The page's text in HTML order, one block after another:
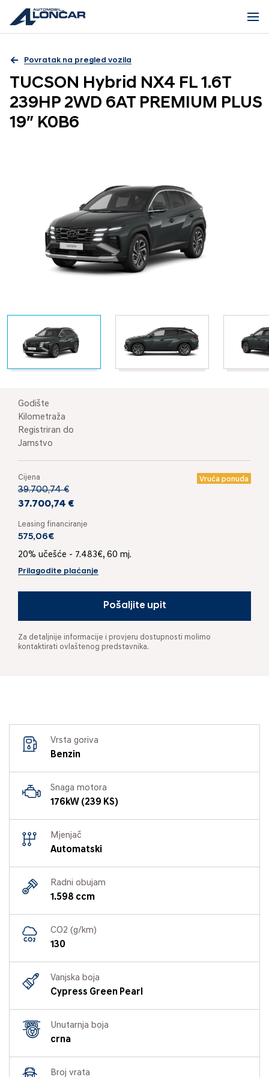
Povratak na pregled vozila
TUCSON Hybrid NX4 FL 1.6T
239HP 2WD 6AT PREMIUM PLUS
19″ K0B6
Godište
Kilometraža
Registriran do
Jamstvo
Cijena Vruća ponuda
39.700,74 €
37.700,74 €
Leasing financiranje
575,06€
20% učešće - 7.483€, 60 mj.
Prilagodite plaćanje
Pošaljite upit
Za detaljnije informacije i provjeru dostupnosti molimo
kontaktirati ovlaštenog predstavnika.
Vrsta goriva
Benzin
Snaga motora
176kW (239 KS)
Mjenjač
Automatski
Radni obujam
1.598 ccm
CO2 (g/km)
130
Vanjska boja
Cypress Green Pearl
Unutarnja boja
crna
Broj vrata